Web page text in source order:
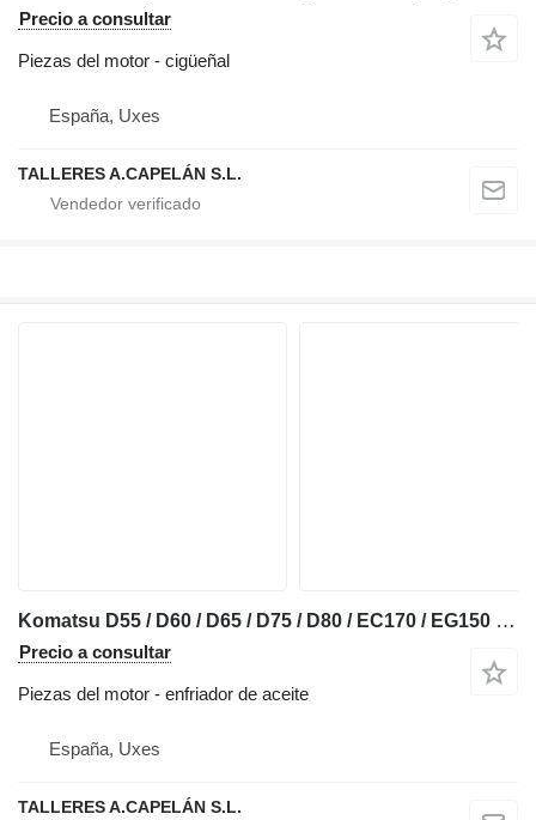
Precio a consultar
Piezas del motor - cigüeñal
España, Uxes
TALLERES A.CAPELÁN S.L.
Komatsu D55 / D60 / D65 / D75 / D80 / EC170 / EG150 / EG175 / WS16 / GD3 enfriador de aceite para Komatsu D65 bulldozer
Precio a consultar
Piezas del motor - enfriador de aceite
España, Uxes
TALLERES A.CAPELÁN S.L.